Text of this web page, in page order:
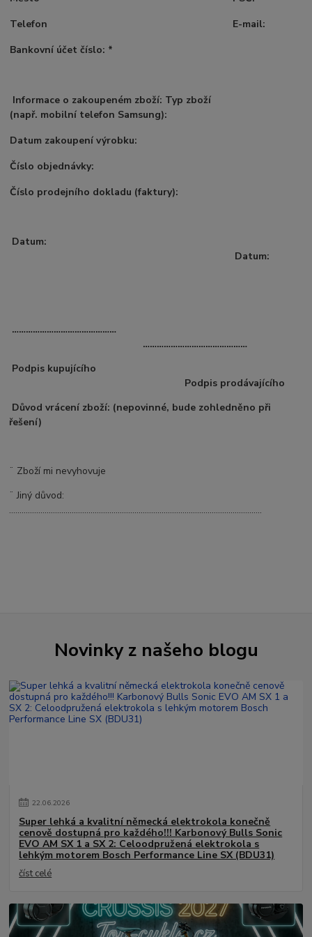
Telefon
E-mail:
Bankovní účet číslo: *
Informace o zakoupeném zboží: Typ zboží
(např. mobilní telefon Samsung):
Datum zakoupení výrobku:
Číslo objednávky:
Číslo prodejního dokladu (faktury):
Datum:
Datum:
………………………………………
………………………………………
Podpis kupujícího
Podpis prodávajícího
Důvod vrácení zboží: (nepovinné, bude zohledněno při
řešení)
¨ Zboží mi nevyhovuje
¨ Jiný důvod:
………………………………………………………………………………………………………….
Novinky z našeho blogu
22.06.2026
Super lehká a kvalitní německá elektrokola konečně
cenově dostupná pro každého!!! Karbonový Bulls Sonic
EVO AM SX 1 a SX 2: Celoodpružená elektrokola s
lehkým motorem Bosch Performance Line SX (BDU31)
číst celé